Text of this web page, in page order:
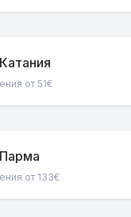
от 51€
от 133€